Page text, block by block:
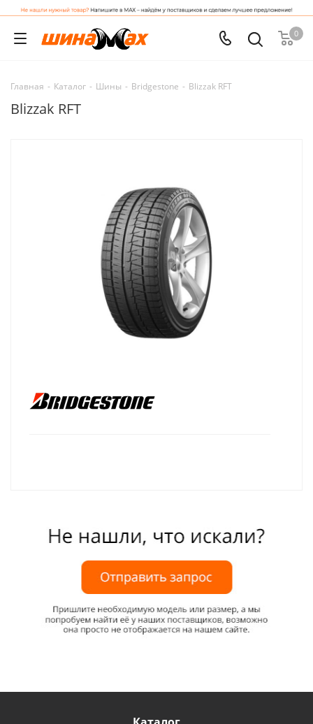
0
Главная - Каталог - Шины - Bridgestone - Blizzak RFT
Blizzak RFT